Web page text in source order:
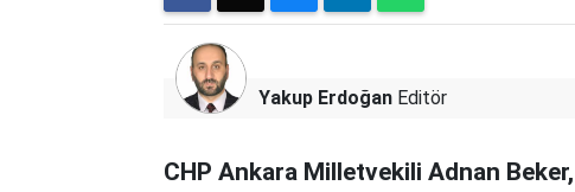
Yakup Erdoğan Editör
CHP Ankara Milletvekili Adnan